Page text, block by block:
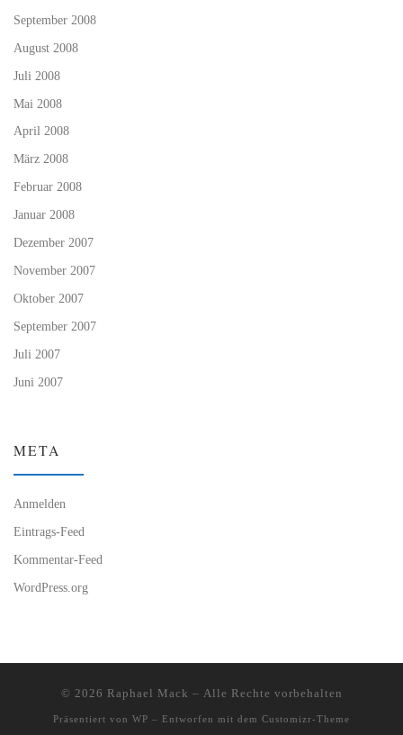
September 2008
August 2008
Juli 2008
Mai 2008
April 2008
März 2008
Februar 2008
Januar 2008
Dezember 2007
November 2007
Oktober 2007
September 2007
Juli 2007
Juni 2007
META
Anmelden
Eintrags-Feed
Kommentar-Feed
WordPress.org
© 2026 Raphael Mack – Alle Rechte vorbehalten
Präsentiert von WP – Entworfen mit dem Customizr-Theme